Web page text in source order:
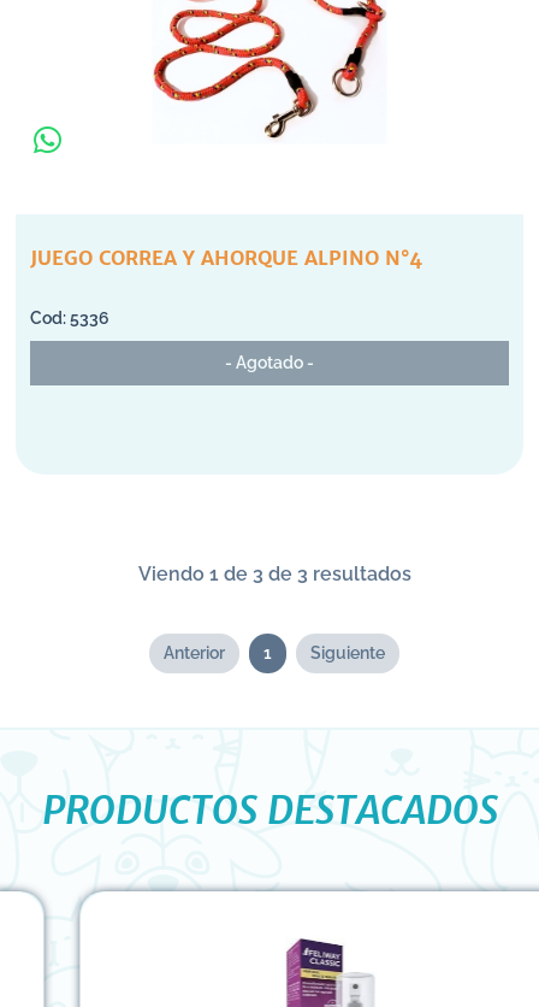
JUEGO CORREA Y AHORQUE ALPINO N°4
5336
- Agotado -
Viendo 1 de 3 de 3 resultados
Anterior 1 Siguiente
PRODUCTOS DESTACADOS